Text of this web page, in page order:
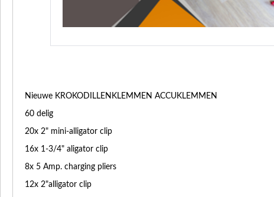
Nieuwe KROKODILLENKLEMMEN ACCUKLEMMEN
60 delig
20x 2" mini-alligator clip
16x 1-3/4" aligator clip
8x 5 Amp. charging pliers
12x 2"alligator clip